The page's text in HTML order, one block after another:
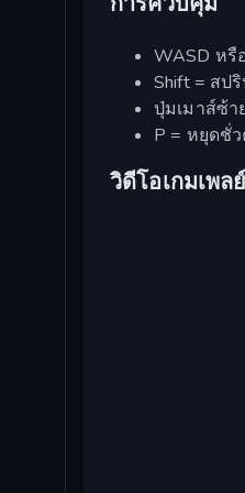
WASD หรื
Shift = สป
ปุ่มเมาส์ซ้า
P = หยุดชั่
วิดีโอเกมเพลย์